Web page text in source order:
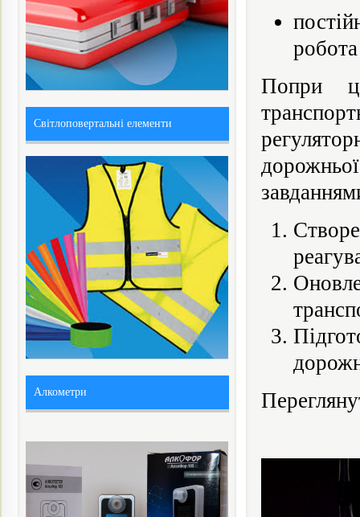
Попри
Світлоповертальні елементи
Алкометри